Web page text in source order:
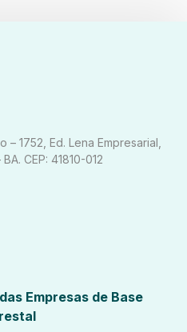
– 1752, Ed. Lena Empresarial,
CEP: 41810-012
Empresas de Base